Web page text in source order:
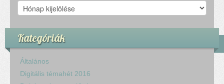
Archívum
Kategóriák
Általános
Digitális témahét 2016